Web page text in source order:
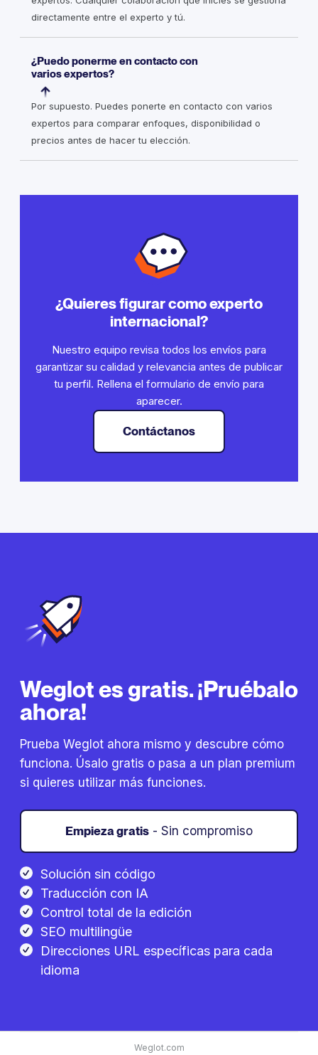
directamente entre el experto y tú.
¿Puedo ponerme en contacto con
varios expertos?
Por supuesto. Puedes ponerte en contacto con varios
expertos para comparar enfoques, disponibilidad o
precios antes de hacer tu elección.
¿Quieres figurar como experto
internacional?
Nuestro equipo revisa todos los envíos para
garantizar su calidad y relevancia antes de publicar
tu perfil. Rellena el formulario de envío para
aparecer.
Contáctanos
Weglot es gratis. ¡Pruébalo
ahora!
Prueba Weglot ahora mismo y descubre cómo
funciona. Úsalo gratis o pasa a un plan premium
si quieres utilizar más funciones.
Empieza gratis - Sin compromiso
Solución sin código
Traducción con IA
Control total de la edición
SEO multilingüe
Direcciones URL específicas para cada
idioma
Weglot.com